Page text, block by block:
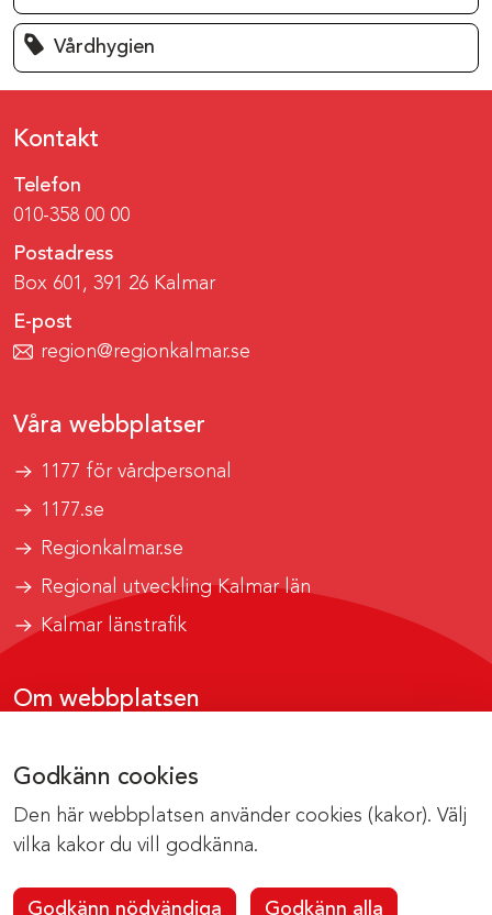
Godkänn cookies
Den här webbplatsen använder cookies (kakor). Välj
vilka kakor du vill godkänna.
Godkänn nödvändiga Godkänn alla
Vårdhygien
Kontakt
Telefon
010-358 00 00
Postadress
Box 601, 391 26 Kalmar
E-post
region@regionkalmar.se
Våra webbplatser
1177 för vårdpersonal
1177.se
Regionkalmar.se
Regional utveckling Kalmar län
Kalmar länstrafik
Om webbplatsen
Om cookies
Kontakta webbredaktionen